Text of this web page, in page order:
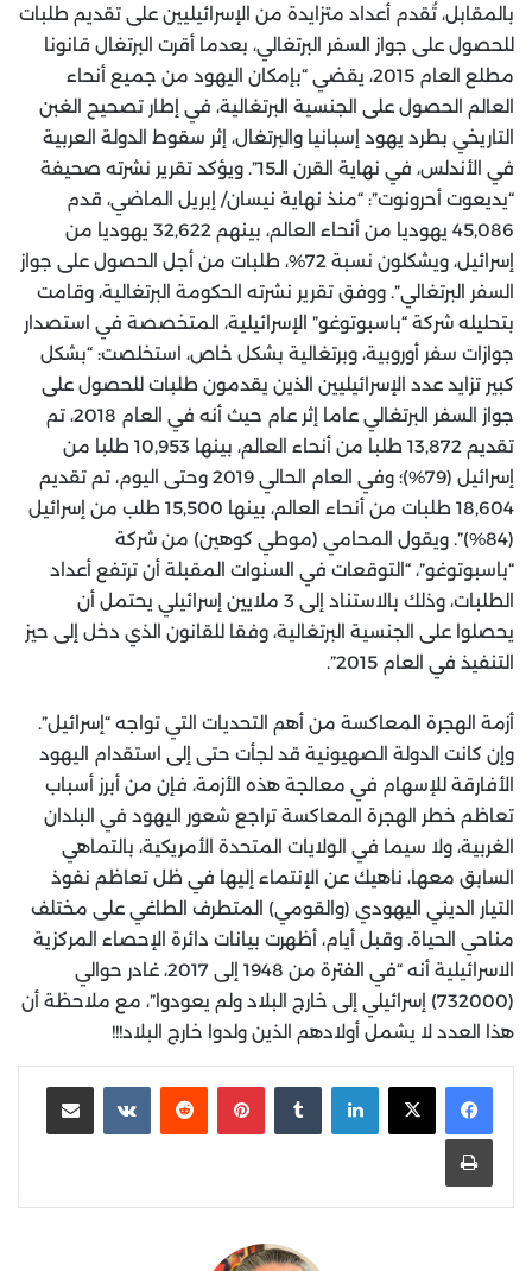
بالمقابل، تُقدم أعداد متزايدة من الإسرائيليين على تقديم طلبات
للحصول على جواز السفر البرتغالي، بعدما أقرت البرتغال قانونا
مطلع العام 2015، يقضي “بإمكان اليهود من جميع أنحاء
العالم الحصول على الجنسية البرتغالية، في إطار تصحيح الغبن
التاريخي بطرد يهود إسبانيا والبرتغال، إثر سقوط الدولة العربية
في الأندلس، في نهاية القرن الـ15”. ويؤكد تقرير نشرته صحيفة
“يديعوت أحرونوت”: “منذ نهاية نيسان/ إبريل الماضي، قدم
45,086 يهوديا من أنحاء العالم، بينهم 32,622 يهوديا من
إسرائيل، ويشكلون نسبة 72%، طلبات من أجل الحصول على جواز
السفر البرتغالي”. ووفق تقرير نشرته الحكومة البرتغالية، وقامت
بتحليله شركة “باسبوتوغو” الإسرائيلية، المتخصصة في استصدار
جوازات سفر أوروبية، وبرتغالية بشكل خاص، استخلصت: “بشكل
كبير تزايد عدد الإسرائيليين الذين يقدمون طلبات للحصول على
جواز السفر البرتغالي عاما إثر عام حيث أنه في العام 2018، تم
تقديم 13,872 طلبا من أنحاء العالم، بينها 10,953 طلبا من
إسرائيل (79%)؛ وفي العام الحالي 2019 وحتى اليوم، تم تقديم
18,604 طلبات من أنحاء العالم، بينها 15,500 طلب من إسرائيل
(84%)”. ويقول المحامي (موطي كوهين) من شركة
“باسبوتوغو”، “التوقعات في السنوات المقبلة أن ترتفع أعداد
الطلبات، وذلك بالاستناد إلى 3 ملايين إسرائيلي يحتمل أن
يحصلوا على الجنسية البرتغالية، وفقا للقانون الذي دخل إلى حيز
التنفيذ في العام 2015”.
أزمة الهجرة المعاكسة من أهم التحديات التي تواجه “إسرائيل”.
وإن كانت الدولة الصهيونية قد لجأت حتى إلى استقدام اليهود
الأفارقة للإسهام في معالجة هذه الأزمة، فإن من أبرز أسباب
تعاظم خطر الهجرة المعاكسة تراجع شعور اليهود في البلدان
الغربية، ولا سيما في الولايات المتحدة الأمريكية، بالتماهي
السابق معها، ناهيك عن الإنتماء إليها في ظل تعاظم نفوذ
التيار الديني اليهودي (والقومي) المتطرف الطاغي على مختلف
مناحي الحياة. وقبل أيام، أظهرت بيانات دائرة الإحصاء المركزية
الاسرائيلية أنه “في الفترة من 1948 إلى 2017، غادر حوالي
(732000) إسرائيلي إلى خارج البلاد ولم يعودوا”، مع ملاحظة أن
هذا العدد لا يشمل أولادهم الذين ولدوا خارج البلاد!!!
لينكدإن بينتيريست